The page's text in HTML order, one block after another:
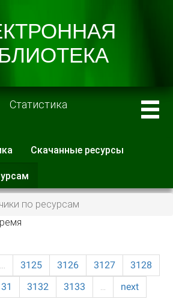
Статистика
Скачанные ресурсы
вкладка)
по ресурсам
… 3125 3126 3127
3128
3132 3133 …
next